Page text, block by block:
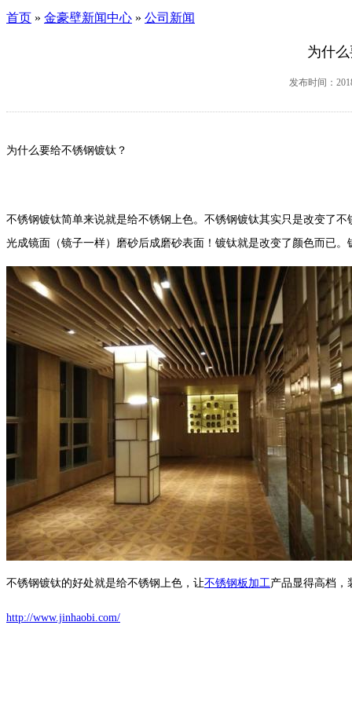
首页 » 金豪壁新闻中心 » 公司新闻
为什
发布时间：
为什么要给不锈钢镀钛？
不锈钢镀钛简单来说就是给不锈钢上色。 不锈钢镀钛其实只是改变了
光成镜面（镜子一样）磨砂后成磨砂表面！镀钛就是改变了颜色而已
不锈钢镀钛的好处就是给不锈钢上色，让不锈钢板加工产品显得高档，
http://www.jinhaobi.com/